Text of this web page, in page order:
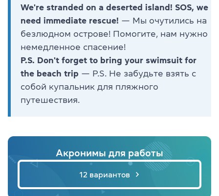
We're stranded on a deserted island! SOS, we
need immediate rescue! — Мы очутились на
безлюдном острове! Помогите, нам нужно
немедленное спасение!
P.S. Don't forget to bring your swimsuit for
the beach trip — P.S. Не забудьте взять с
собой купальник для пляжного
путешествия.
Акронимы для работы
12 вариантов